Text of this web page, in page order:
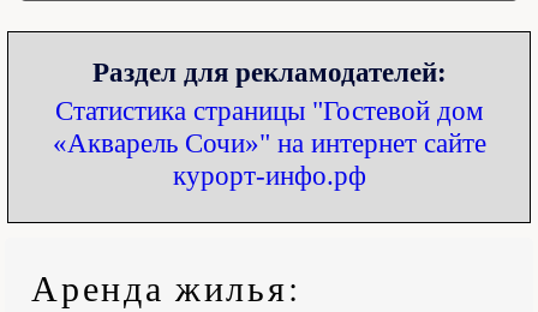
Аренда жилья:
Раздел для рекламодателей:
Статистика страницы "Гостевой дом
«Акварель Сочи»" на интернет сайте
курорт-инфо.рф